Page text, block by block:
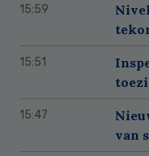
15:59
15:51
15:47
van